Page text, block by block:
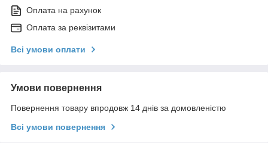
Оплата на рахунок
Оплата за реквізитами
Всі умови оплати
Умови повернення
Повернення товару впродовж 14 днів за домовленістю
Всі умови повернення